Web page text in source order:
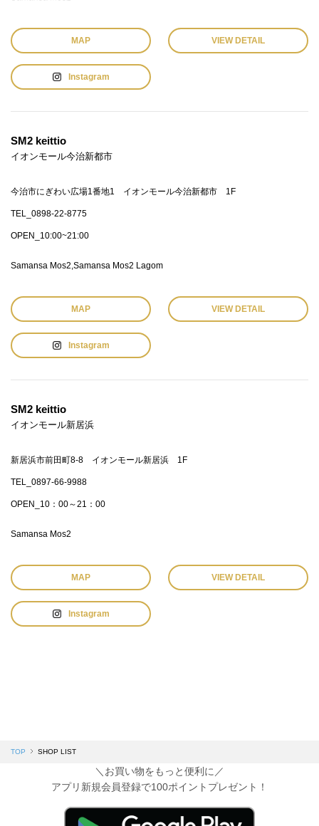
MAP VIEW DETAIL
Instagram
SM2 keittio
イオンモール今治新都市
今治市にぎわい広場1番地1 イオンモール今治新都市 1F
TEL_0898-22-8775
OPEN_10:00~21:00
Samansa Mos2 Samansa Mos2 Lagom
MAP VIEW DETAIL
Instagram
SM2 keittio
イオンモール新居浜
新居浜市前田町8-8 イオンモール新居浜 1F
TEL_0897-66-9988
OPEN_10：00～21：00
Samansa Mos2
MAP VIEW DETAIL
Instagram
TOP SHOP LIST
＼お買い物をもっと便利に／
アプリ新規会員登録で100ポイントプレゼント！